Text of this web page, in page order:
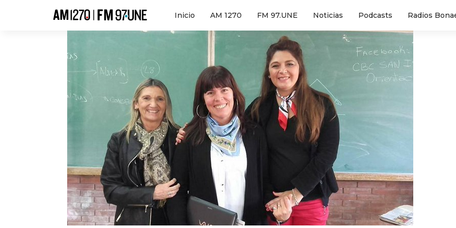
Inicio AM 1270 FM 97.UNE Noticias Podcasts Radios